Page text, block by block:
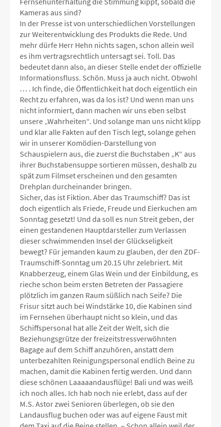
Kameras aus sind?
In der Presse ist von unterschiedlichen Vorstellungen
zur Weiterentwicklung des Produkts die Rede. Und
mehr dürfe Herr Hehn nichts sagen, schon allein weil
es ihm vertragsrechtlich untersagt sei. Toll. Das
bedeutet dann also, an dieser Stelle endet der offizielle
Informationsfluss. Schön. Muss ja auch nicht. Obwohl
… . Ich finde, die Öffentlichkeit hat doch eigentlich ein
Recht zu erfahren, was da los ist? Und wenn man uns
nicht informiert, dann machen wir uns eben selbst
unsere „Wahrheiten“. Und solange man uns nicht klipp
und klar alle Fakten auf den Tisch legt, solange gehen
wir in unserer Komödien-Darstellung von
Schauspielern aus, die zuerst die Buchstaben „K“ aus
ihrer Buchstabensuppe sortieren müssen, deshalb zu
spät zum Filmset erscheinen und den gesamten
Drehplan durcheinander bringen.
Sicher, das ist Fiktion. Aber das Traumschiff? Das ist
doch eigentlich als Friede, Freude und Eierkuchen am
Sonntag gesetzt! Und da soll es nun Streit geben, der
einen gestandenen Hauptdarsteller zum Verlassen
dieser schwimmenden Insel der Glückseligkeit
bewegt? Für jemanden kaum zu glauben, der den ZDF-
Traumschiff-Sonntag um 20.15 Uhr zelebriert. Mit
Knabberzeug, einem Glas Wein und der Einbildung, es
rieche schon beim ersten Betreten der Passagiere
plötzlich im ganzen Raum süßlich nach Seife? Die
Frisur sitzt auch bei Windstärke 10, die Kabinen sind
im Fernsehen überhaupt nicht so klein, und das
Schiffspersonal hat alle Zeit der Welt, sich die
Beziehungsgrütze der freizeitstressverwöhnten
Bagage auf dem Schiff anzuhören, anstatt dem
unterbezahlten Reinigungspersonal endlich Beine zu
machen, damit die Kabinen fertig werden. Und dann
diese schönen Laaaaandausflüge! Bali und was weiß
ich noch alles. Ich hab noch nie erlebt, dass auf der
M.S. Astor zwei Senioren überlegen, ob sie den
Landausflug buchen oder was auf eigene Faust mit